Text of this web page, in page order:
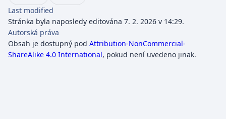
Last modified
Stránka byla naposledy editována 7. 2. 2026 v 14:29.
Autorská práva
Obsah je dostupný pod Attribution-NonCommercial-
ShareAlike 4.0 International, pokud není uvedeno jinak.